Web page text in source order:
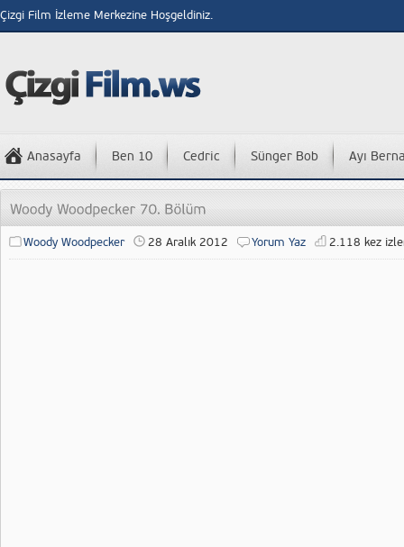
Çizgi Film İzleme Merkezine Hoşgeldiniz.
Anasayfa Ben 10 Cedric Sünger Bob Ayı
Woody Woodpecker 28 Aralık 2012 Yorum Yaz 2.118 kez